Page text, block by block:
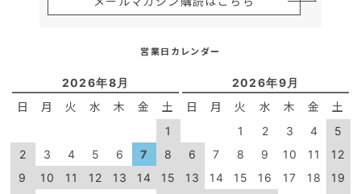
営業日カレンダー
2026年8月
日 月 火 水 木 金 土
1
2
3 4 5 6 7
8
9
10 11 12 13 14
15
2026年9月
日 月 火 水 木 金 土
1 2 3 4
5
6
7 8 9 10 11
12
13
14 15 16 17 18
19